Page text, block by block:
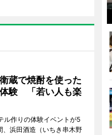
蔵で焼酎を使った
験 「若い人も楽
ル作りの体験イベントが5
、浜田酒造（いちき串木野